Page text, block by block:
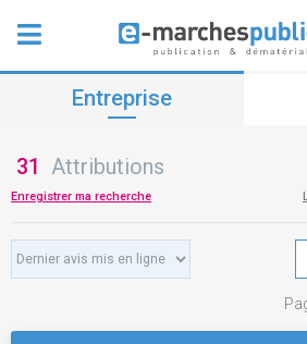
Entreprise
31 Attributions
Enregistrer ma recherche